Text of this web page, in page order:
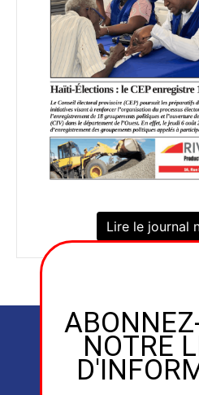
Lire le journal
NOTRE